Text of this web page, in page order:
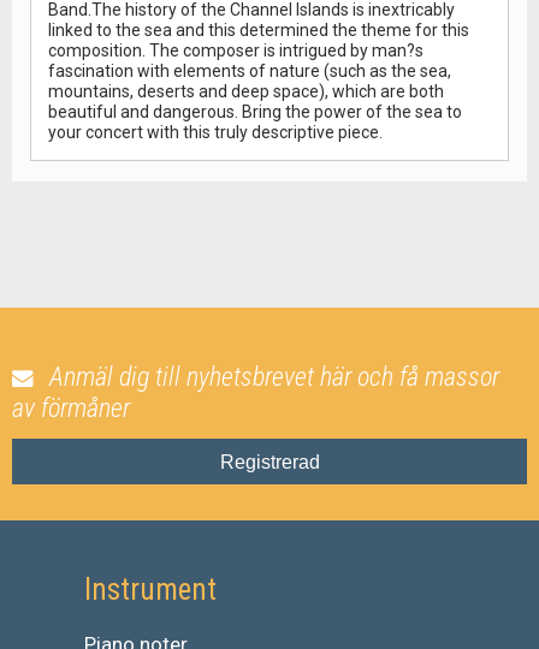
Band.The history of the Channel Islands is inextricably
linked to the sea and this determined the theme for this
composition. The composer is intrigued by man?s
fascination with elements of nature (such as the sea,
mountains, deserts and deep space), which are both
beautiful and dangerous. Bring the power of the sea to
your concert with this truly descriptive piece.
Anmäl dig till nyhetsbrevet här och få massor
av förmåner
Registrerad
Instrument
Piano noter